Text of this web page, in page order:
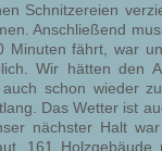
Schnitzereien
Anschließend
Minuten fährt, war
Wir hätten den
schon wieder
Das Wetter ist
nächster Halt
161